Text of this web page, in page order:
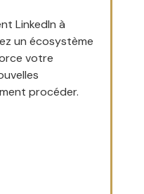
LinkedIn à
un écosystème
votre
procéder.